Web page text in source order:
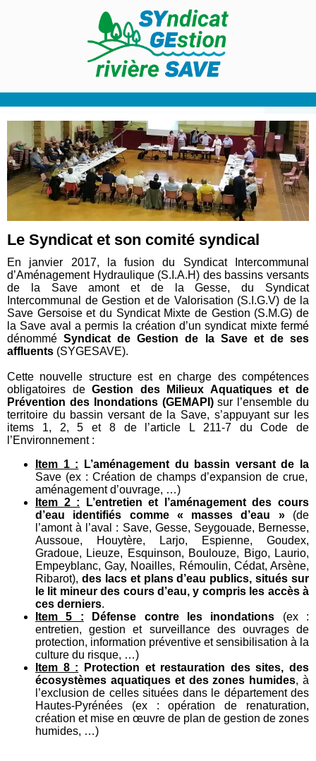
Le Syndicat et son comité syndical
En janvier 2017, la fusion du Syndicat Intercommunal
d’Aménagement Hydraulique (S.I.A.H) des bassins versants
de la Save amont et de la Gesse, du Syndicat
Intercommunal de Gestion et de Valorisation (S.I.G.V) de la
Save Gersoise et du Syndicat Mixte de Gestion (S.M.G) de
la Save aval a permis la création d’un syndicat mixte fermé
dénomméSyndicat de Gestion de la Save et de ses
affluents (SYGESAVE).
Cette nouvelle structure est en charge des compétences
obligatoires deGestion des Milieux Aquatiques et de
Prévention des Inondations (GEMAPI)sur l’ensemble du
territoire du bassin versant de la Save, s’appuyant sur les
items 1, 2, 5 et 8 de l’article L 211-7 du Code de
l’Environnement :
Item 1 : L’aménagement du bassin versant de la
Save (ex : Création de champs d’expansion de crue,
aménagement d’ouvrage, …)
Item 2 : L’entretien et l’aménagement des cours
d’eau identifiés comme « masses d’eau »(de
l’amont à l’aval : Save, Gesse, Seygouade, Bernesse,
Aussoue, Houytère, Larjo, Espienne, Goudex,
Gradoue, Lieuze, Esquinson, Boulouze, Bigo, Laurio,
Empeyblanc, Gay, Noailles, Rémoulin, Cédat, Arsène,
Ribarot), des lacs et plans d’eau publics, situés sur
le lit mineur des cours d’eau, y compris les accès à
ces derniers.
Item 5 : Défense contre les inondations (ex :
entretien, gestion et surveillance des ouvrages de
protection, information préventive et sensibilisation à la
culture du risque, …)
Item 8 : Protection et restauration des sites, des
écosystèmes aquatiques et des zones humides, à
l’exclusion de celles situées dans le département des
Hautes-Pyrénées (ex : opération de renaturation,
création et mise en œuvre de plan de gestion de zones
humides, …)